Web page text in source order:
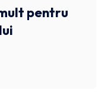
pentru